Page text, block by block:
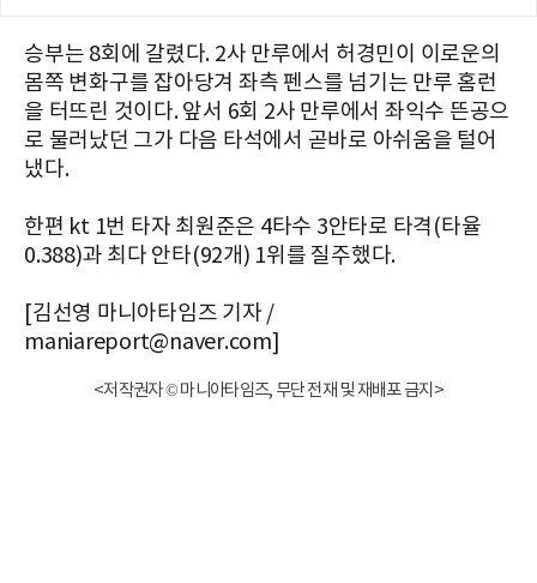
승부는 8회에 갈렸다. 2사 만루에서 허경민이 이로운의
몸쪽 변화구를 잡아당겨 좌측 펜스를 넘기는 만루 홈런
을 터뜨린 것이다. 앞서 6회 2사 만루에서 좌익수 뜬공으
로 물러났던 그가 다음 타석에서 곧바로 아쉬움을 털어
냈다.
한편 kt 1번 타자 최원준은 4타수 3안타로 타격(타율
0.388)과 최다 안타(92개) 1위를 질주했다.
[김선영 마니아타임즈 기자 /
maniareport@naver.com]
<저작권자 © 마니아타임즈, 무단 전재 및 재배포 금지>